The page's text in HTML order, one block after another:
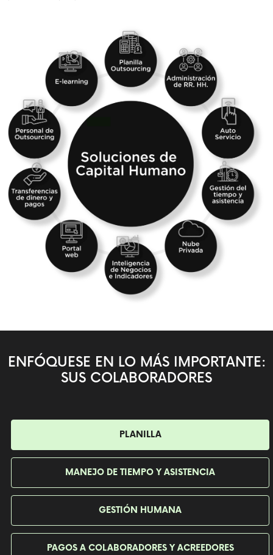
ENFÓQUESE EN LO MÁS IMPORTANTE:
SUS COLABORADORES
PLANILLA
MANEJO DE TIEMPO Y ASISTENCIA
GESTIÓN HUMANA
PAGOS A COLABORADORES Y ACREEDORES